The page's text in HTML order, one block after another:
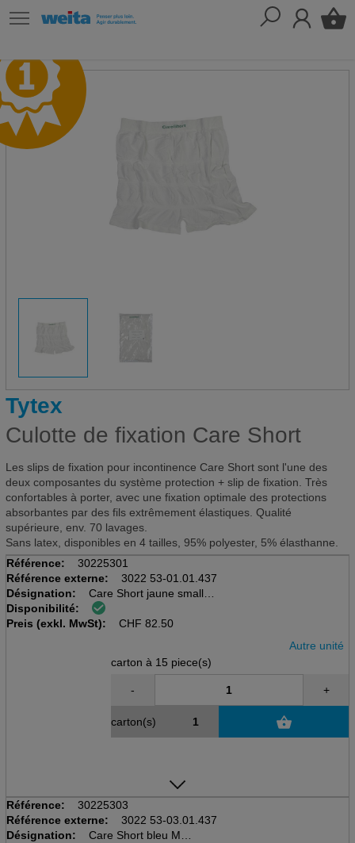
Tytex
Culotte de fixation Care Short
Les slips de fixation pour incontinence Care Short sont l'une des
deux composantes du système protection + slip de fixation. Très
confortables à porter, avec une fixation optimale des protections
absorbantes par des fils extrêmement élastiques. Qualité
supérieure, env. 70 lavages.
Sans latex, disponibles en 4 tailles, 95% polyester, 5% élasthanne.
Référence:
30225301
Référence externe:
3022 53-01.01.437
Désignation:
Care Short jaune small
Culotte pour l'incontinence
15 pièces par carton
Disponibilité:
Preis (exkl. MwSt):
CHF 82.50
Autre unité
carton à 15 piece(s)
- +
carton(s)
Référence:
30225303
Référence externe:
3022 53-03.01.437
Désignation:
Care Short bleu M